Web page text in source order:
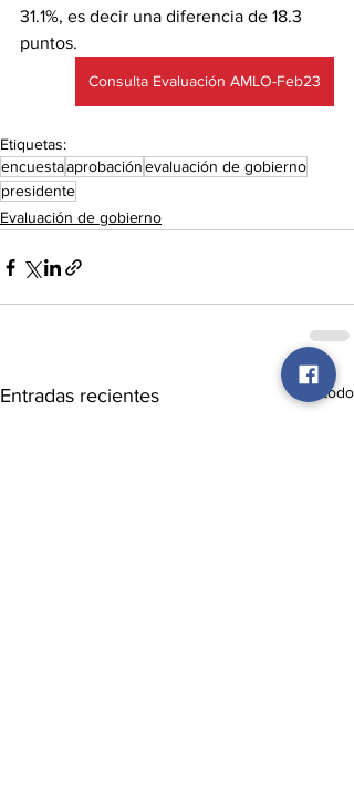
31.1%, es decir una diferencia de 18.3
puntos.
Consulta Evaluación AMLO-Feb23
Etiquetas:
encuestaaprobaciónevaluación de gobierno
presidente
Evaluación de gobierno
Entradas recientes Ver todo